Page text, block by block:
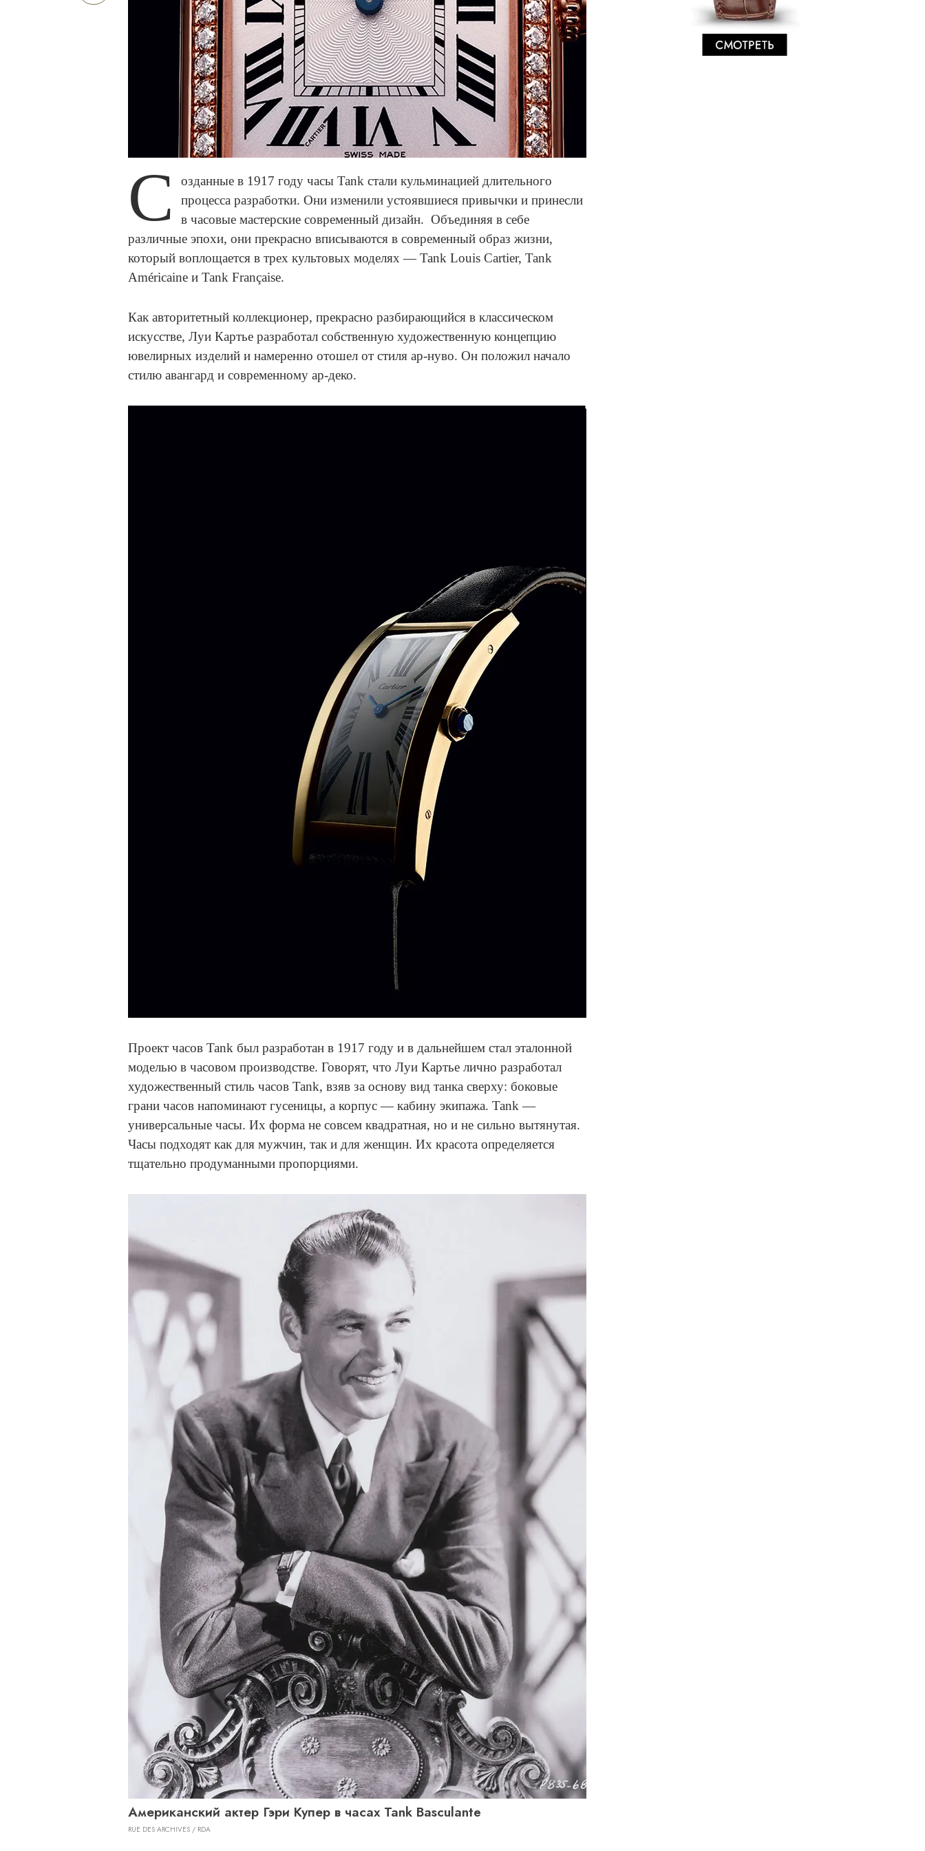
С
озданные в 1917 году часы Tank стали кульминацией длительного
процесса разработки. Они изменили устоявшиеся привычки и принесли
в часовые мастерские современный дизайн. Объединяя в себе
различные эпохи, они прекрасно вписываются в современный образ жизни,
который воплощается в трех культовых моделях — Tank Louis Cartier, Tank
Américaine и Tank Française.
Как авторитетный коллекционер, прекрасно разбирающийся в классическом
искусстве, Луи Картье разработал собственную художественную концепцию
ювелирных изделий и намеренно отошел от стиля ар-нуво. Он положил начало
стилю авангард и современному ар-деко.
Проект часов Tank был разработан в 1917 году и в дальнейшем стал эталонной
моделью в часовом производстве. Говорят, что Луи Картье лично разработал
художественный стиль часов Tank, взяв за основу вид танка сверху: боковые
грани часов напоминают гусеницы, а корпус — кабину экипажа. Tank —
универсальные часы. Их форма не совсем квадратная, но и не сильно вытянутая.
Часы подходят как для мужчин, так и для женщин. Их красота определяется
тщательно продуманными пропорциями.
Американский актер Гэри Купер в часах Tank Basculante
RUE DES ARCHIVES / RDA